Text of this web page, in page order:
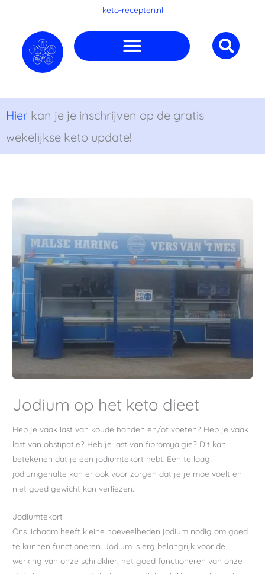
inhoud
keto-recepten.nl
Hier kan je je inschrijven op de gratis
wekelijkse keto update!
Jodium op het keto dieet
Heb je vaak last van koude handen en/of voeten? Heb je vaak
last van obstipatie? Heb je last van fibromyalgie? Dit kan
betekenen dat je een jodiumtekort hebt. Een te laag
jodiumgehalte kan er ook voor zorgen dat je je moe voelt en
niet goed gewicht kan verliezen.
Jodiumtekort
Ons lichaam heeft kleine hoeveelheden jodium nodig om goed
te kunnen functioneren. Jodium is erg belangrijk voor de
werking van onze schildklier, het goed functioneren van onze